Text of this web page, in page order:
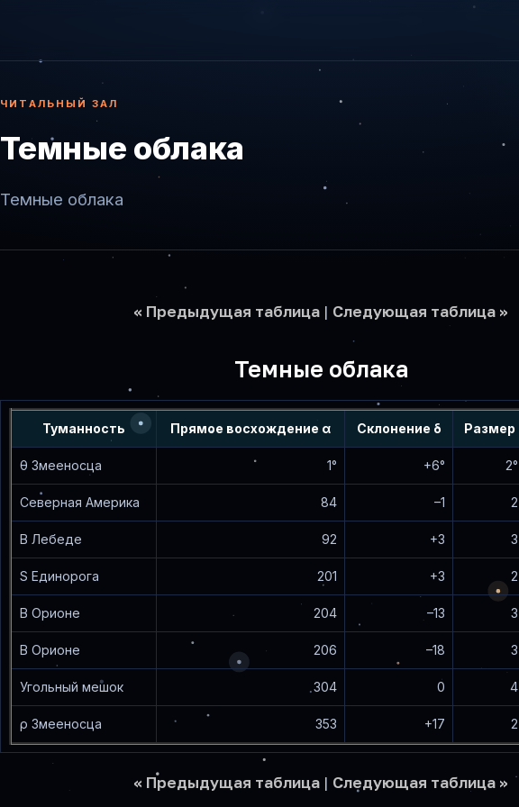
ЧИТАЛЬНЫЙ ЗАЛ
Темные облака
Темные облака
<< Предыдущая таблица | Следующая таблица >>
Темные облака
Туманность Прямое восхождение α Склонение δ Размер
θ Змееносца 1° +6° 2°
Северная Америка 84 –1 2
В Лебеде 92 +3 3
S Единорога 201 +3 2
В Орионе 204 –13 3
В Орионе 206 –18 3
Угольный мешок 304 0 4
ρ Змееносца 353 +17 2
<< Предыдущая таблица | Следующая таблица >>